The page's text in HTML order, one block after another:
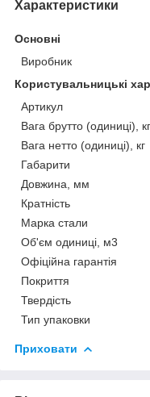
Характеристики
Основні
Виробник
Користувальницькі
Артикул
Вага брутто (одиниці), кг
Вага нетто (одиниці), кг
Габарити
Довжина, мм
Кратність
Марка стали
Об'єм одиниці, м3
Офіційна гарантія
Покриття
Твердість
Тип упаковки
Приховати